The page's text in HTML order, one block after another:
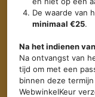
De waarde van
minimaal €25.
Na het indienen
Na ontvangst van
tijd om met een
binnen deze
WebwinkelKeur